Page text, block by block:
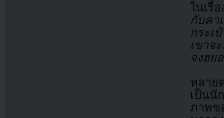
ในเรื่
กับค
กระเ
เขาจ
จงฮย
หลาย
เป็นนั
ภาพข